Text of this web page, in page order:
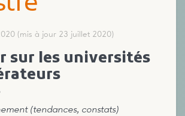
(mis à jour 23 juillet 2020)
sur les universités
(tendances, constats)